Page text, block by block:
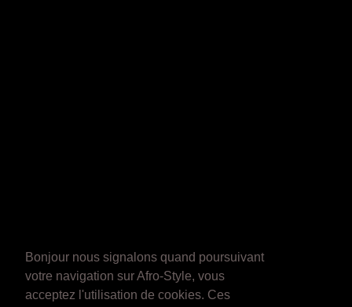
Bonjour nous signalons quand poursuivant
votre navigation sur Afro-Style, vous
acceptez l'utilisation de cookies. Ces